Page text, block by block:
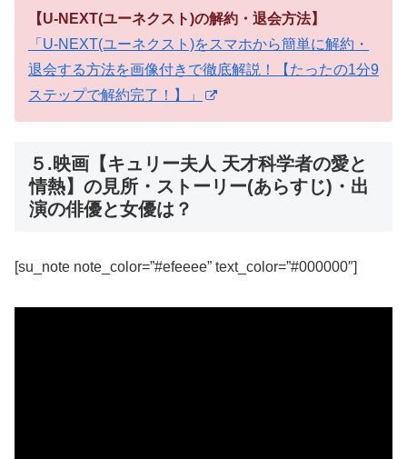
【U-NEXT(ユーネクスト)の解約・退会方法】
「U-NEXT(ユーネクスト)をスマホから簡単に解約・
退会する方法を画像付きで徹底解説！【たったの1分9
ステップで解約完了！】」
５.映画【キュリー夫人 天才科学者の愛と
情熱】の見所・ストーリー(あらすじ)・出
演の俳優と女優は？
[su_note note_color=”#efeeee” text_color=”#000000″]